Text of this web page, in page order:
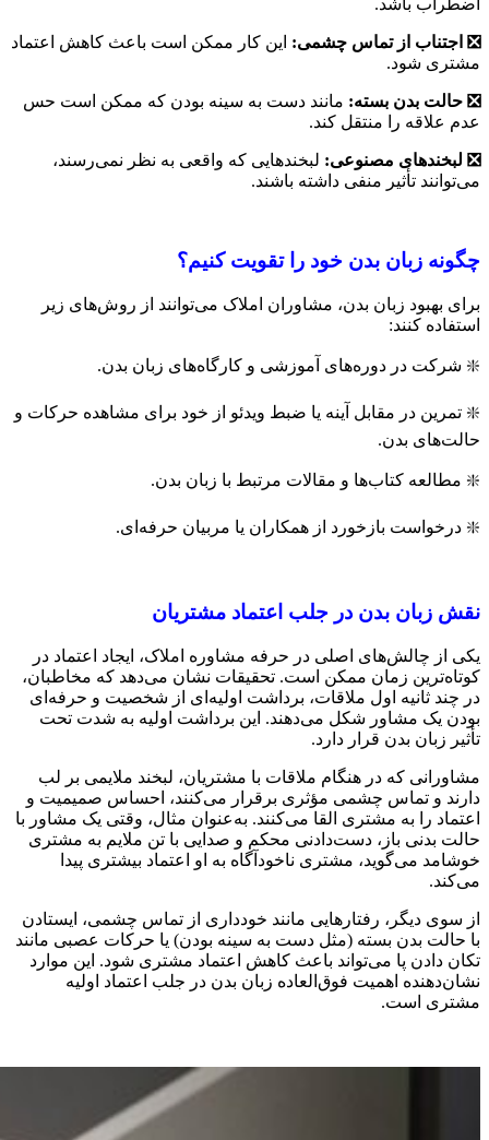
اضطراب باشد.
❎ اجتناب از تماس چشمی: این کار ممکن است باعث کاهش اعتماد
مشتری شود.
❎ حالت بدن بسته: مانند دست به سینه بودن که ممکن است حس
عدم علاقه را منتقل کند.
❎ لبخندهای مصنوعی: لبخندهایی که واقعی به نظر نمی‌رسند،
می‌توانند تأثیر منفی داشته باشند.
چگونه زبان بدن خود را تقویت کنیم؟
برای بهبود زبان بدن، مشاوران املاک می‌توانند از روش‌های زیر
استفاده کنند:
❇️ شرکت در دوره‌های آموزشی و کارگاه‌های زبان بدن.
❇️ تمرین در مقابل آینه یا ضبط ویدئو از خود برای مشاهده حرکات و
حالت‌های بدن.
❇️ مطالعه کتاب‌ها و مقالات مرتبط با زبان بدن.
❇️ درخواست بازخورد از همکاران یا مربیان حرفه‌ای.
نقش زبان بدن در جلب اعتماد مشتریان
یکی از چالش‌های اصلی در حرفه مشاوره املاک، ایجاد اعتماد در
کوتاه‌ترین زمان ممکن است. تحقیقات نشان می‌دهد که مخاطبان،
در چند ثانیه اول ملاقات، برداشت اولیه‌ای از شخصیت و حرفه‌ای
بودن یک مشاور شکل می‌دهند. این برداشت اولیه به شدت تحت
تأثیر زبان بدن قرار دارد.
مشاورانی که در هنگام ملاقات با مشتریان، لبخند ملایمی بر لب
دارند و تماس چشمی مؤثری برقرار می‌کنند، احساس صمیمیت و
اعتماد را به مشتری القا می‌کنند. به‌عنوان مثال، وقتی یک مشاور با
حالت بدنی باز، دست‌دادنی محکم و صدایی با تن ملایم به مشتری
خوشامد می‌گوید، مشتری ناخودآگاه به او اعتماد بیشتری پیدا
می‌کند.
از سوی دیگر، رفتارهایی مانند خودداری از تماس چشمی، ایستادن
با حالت بدن بسته (مثل دست به سینه بودن) یا حرکات عصبی مانند
تکان دادن پا می‌تواند باعث کاهش اعتماد مشتری شود. این موارد
نشان‌دهنده اهمیت فوق‌العاده زبان بدن در جلب اعتماد اولیه
مشتری است.